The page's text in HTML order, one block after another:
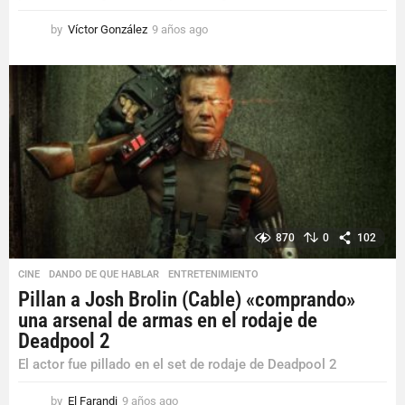
by Víctor González 9 años ago
ñ
o
s
a
g
o
870 0 102
CINE ,DANDO DE QUE HABLAR ,ENTRETENIMIENTO
Pillan a Josh Brolin (Cable) «comprando»
una arsenal de armas en el rodaje de
Deadpool 2
El actor fue pillado en el set de rodaje de Deadpool 2
by El Farandi 9 años ago